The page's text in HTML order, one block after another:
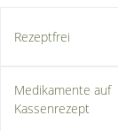
Rezeptfrei
Medikamente auf
Kassenrezept